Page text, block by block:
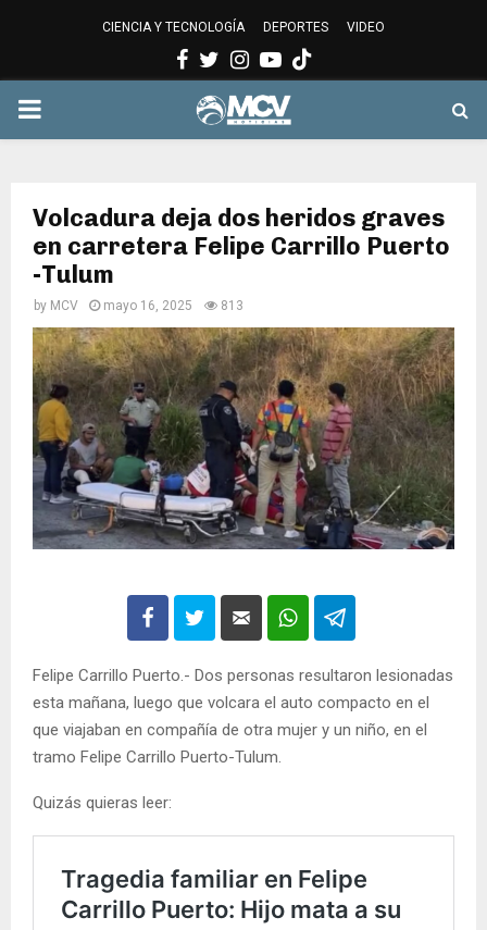
CIENCIA Y TECNOLOGÍA DEPORTES VIDEO
Facebook
Twitter
Instagram
Youtube
PRIMARY
Volcadura deja dos heridos graves
en carretera Felipe Carrillo Puerto
-Tulum
by MCV mayo 16, 2025 813
Felipe Carrillo Puerto.- Dos personas resultaron lesionadas
esta mañana, luego que volcara el auto compacto en el
que viajaban en compañía de otra mujer y un niño, en el
tramo Felipe Carrillo Puerto-Tulum.
Quizás quieras leer: